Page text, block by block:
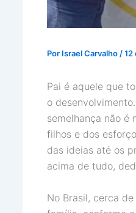
Por Israel Carvalho/12
Pai é aquele que
o
semelhança não é
filhos e dos
das ideias até os
acima de tudo,
No Brasil, cerca